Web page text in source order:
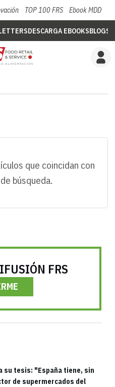
TOP 100 FRS Ebook MDD
DESCARGA EBOOKSBLOGS
que coincidan con
búsqueda.
FRS
su tesis: "España tiene, sin
de supermercados del